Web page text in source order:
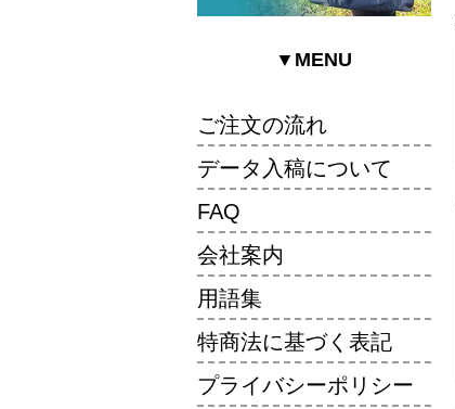
▼MENU
ご注文の流れ
データ入稿について
FAQ
会社案内
用語集
特商法に基づく表記
プライバシーポリシー